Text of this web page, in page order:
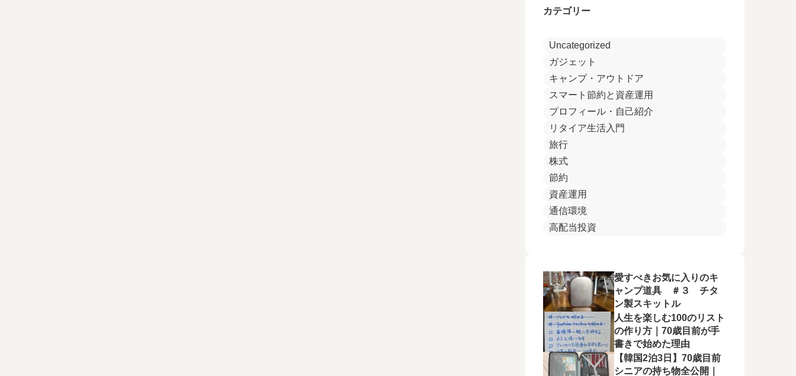
カテゴリー
Uncategorized
ガジェット
キャンプ・アウトドア
スマート節約と資産運用
プロフィール・自己紹介
リタイア生活入門
旅行
株式
節約
資産運用
通信環境
高配当投資
愛すべきお気に入りのキ
ャンプ道具 ＃３ チタ
ン製スキットル
人生を楽しむ100のリスト
の作り方｜70歳目前が手
書きで始めた理由
【韓国2泊3日】70歳目前
シニアの持ち物全公開｜